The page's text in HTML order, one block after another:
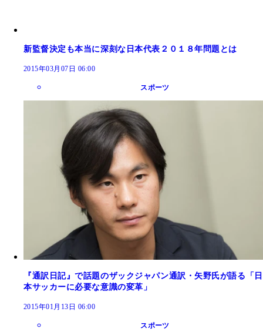
新監督決定も本当に深刻な日本代表２０１８年問題とは
2015年03月07日 06:00
スポーツ
『通訳日記』で話題のザックジャパン通訳・矢野氏が語る「日
本サッカーに必要な意識の変革」
2015年01月13日 06:00
スポーツ